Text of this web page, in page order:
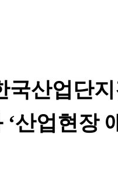
국산업단
산업현장